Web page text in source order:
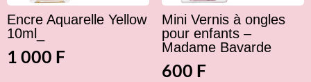
Encre Aquarelle Yellow
10ml_
1 000 F
Mini Vernis à ongles
pour enfants –
Madame Bavarde
600 F